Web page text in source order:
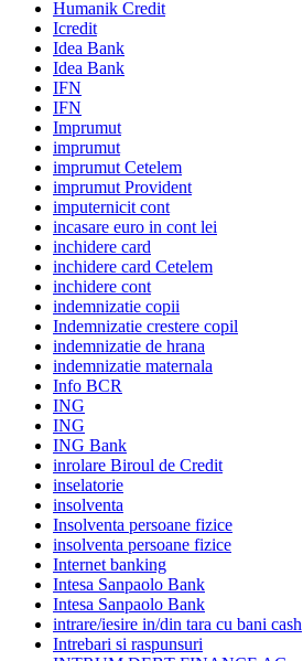
Humanik Credit
Icredit
Idea Bank
Idea Bank
IFN
IFN
Imprumut
imprumut
imprumut Cetelem
imprumut Provident
imputernicit cont
incasare euro in cont lei
inchidere card
inchidere card Cetelem
inchidere cont
indemnizatie copii
Indemnizatie crestere copil
indemnizatie de hrana
indemnizatie maternala
Info BCR
ING
ING
ING Bank
inrolare Biroul de Credit
inselatorie
insolventa
Insolventa persoane fizice
insolventa persoane fizice
Internet banking
Intesa Sanpaolo Bank
Intesa Sanpaolo Bank
intrare/iesire in/din tara cu bani cash
Intrebari si raspunsuri